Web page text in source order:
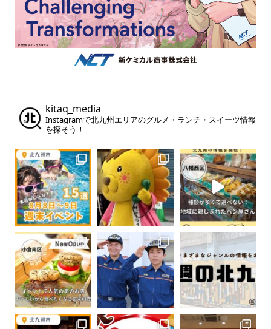
kitaq_media
Instagramで北九州エリアのグルメ・ランチ・スイーツ情報
を探そう！